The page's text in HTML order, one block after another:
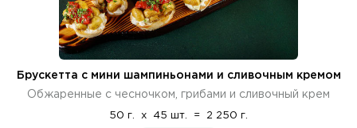
Брускетта с мини шампиньонами и сливочным кремом
Обжаренные с чесночком, грибами и сливочный крем
50 г. x 45 шт. = 2 250 г.